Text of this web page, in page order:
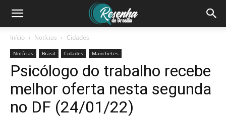
Início Notícias Cidades
Notícias Brasil Cidades Manchetes
Psicólogo do trabalho recebe
melhor oferta nesta segunda
no DF (24/01/22)